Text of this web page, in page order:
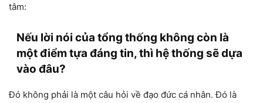
tâm:
Nếu lời nói của tổng thống không còn là
một điểm tựa đáng tin, thì hệ thống sẽ dựa
vào đâu?
Đó không phải là một câu hỏi về đạo đức cá nhân. Đó là